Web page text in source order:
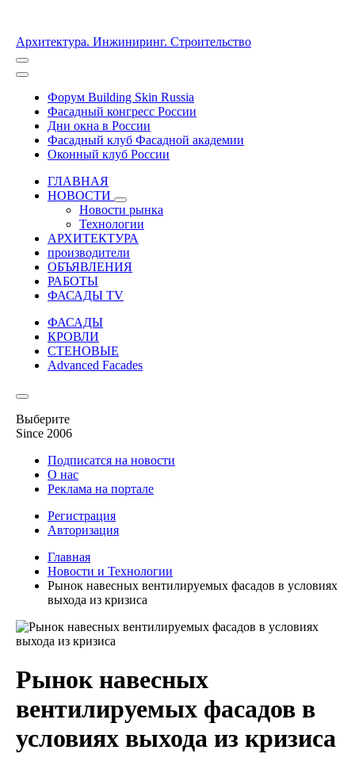
Архитектура. Инжиниринг. Строительство
Форум Building Skin Russia
Фасадный конгресс России
Дни окна в России
Фасадный клуб Фасадной академии
Оконный клуб России
ГЛАВНАЯ
НОВОСТИ
Новости рынка
Технологии
АРХИТЕКТУРА
производители
ОБЪЯВЛЕНИЯ
РАБОТЫ
ФАСАДЫ TV
ФАСАДЫ
КРОВЛИ
СТЕНОВЫЕ
Advanced Facades
Выберите
Since 2006
Подписатся на новости
О нас
Реклама на портале
Регистрация
Авторизация
Главная
Новости и Технологии
Рынок навесных вентилируемых фасадов в условиях
выхода из кризиса
Рынок навесных
вентилируемых фасадов в
условиях выхода из кризиса